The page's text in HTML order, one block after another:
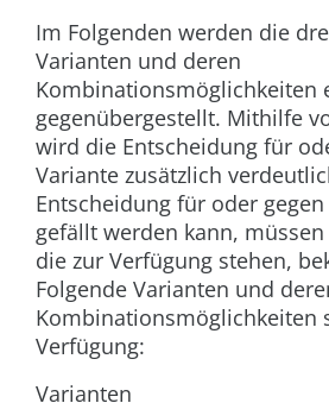
Im Folgenden werden die
Varianten und deren
Kombinationsmöglichkeiten
gegenübergestellt. Mithilfe
wird die Entscheidung für
Variante zusätzlich
Entscheidung für oder
gefällt werden kann,
die zur Verfügung stehen,
Folgende Varianten und
Kombinationsmöglichkeiten
Verfügung:
Varianten